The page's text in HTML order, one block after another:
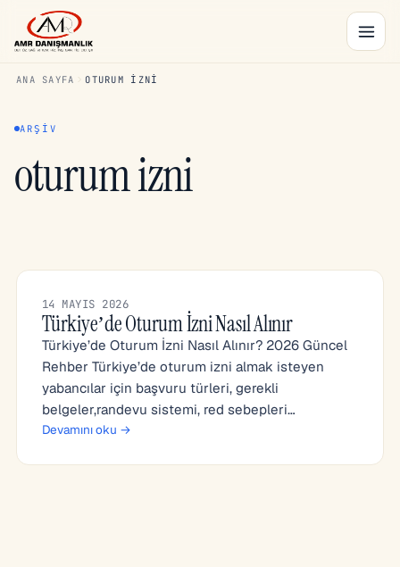
ANA SAYFA OTURUM IZNI
ARŞIV
oturum izni
14 MAYIS 2026
Türkiye’de Oturum İzni Nasıl Alınır
Türkiye’de Oturum İzni Nasıl Alınır? 2026 Güncel
Rehber Türkiye’de oturum izni almak isteyen
yabancılar için başvuru türleri, gerekli
belgeler,randevu sistemi, red sebepleri…
Devamını oku →